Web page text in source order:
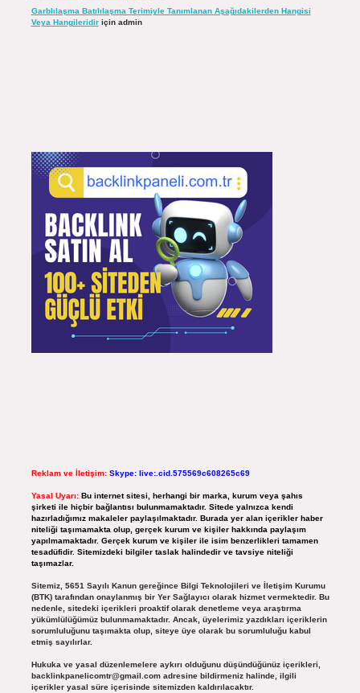
Garblılaşma Batılılaşma Terimiyle Tanımlanan Aşağıdakilerden Hangisi
Veya Hangileridiriçin admin
Reklam ve İletişim: Skype: live:.cid.575569c608265c69
Yasal Uyarı: Bu internet sitesi, herhangi bir marka, kurum veya şahıs
şirketi ile hiçbir bağlantısı bulunmamaktadır. Sitede yalnızca kendi
hazırladığımız makaleler paylaşılmaktadır. Burada yer alan içerikler haber
niteliği taşımamakta olup, gerçek kurum ve kişiler hakkında paylaşım
yapılmamaktadır. Gerçek kurum ve kişiler ile isim benzerlikleri tamamen
tesadüfidir. Sitemizdeki bilgiler taslak halindedir ve tavsiye niteliği
taşımazlar.
Sitemiz, 5651 Sayılı Kanun gereğince Bilgi Teknolojileri ve İletişim Kurumu
(BTK) tarafından onaylanmış bir Yer Sağlayıcı olarak hizmet vermektedir. Bu
nedenle, sitedeki içerikleri proaktif olarak denetleme veya araştırma
yükümlülüğümüz bulunmamaktadır. Ancak, üyelerimiz yazdıkları içeriklerin
sorumluluğunu taşımakta olup, siteye üye olarak bu sorumluluğu kabul
etmiş sayılırlar.
Hukuka ve yasal düzenlemelere aykırı olduğunu düşündüğünüz içerikleri,
backlinkpanelicomtr@gmail.comadresine bildirmeniz halinde, ilgili
içerikler yasal süre içerisinde sitemizden kaldırılacaktır.